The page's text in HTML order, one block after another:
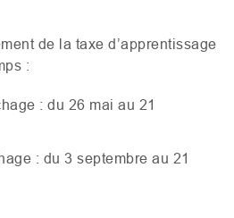
de la taxe d’apprentissage
:
: du 26 mai au 21
: du 3 septembre au 21